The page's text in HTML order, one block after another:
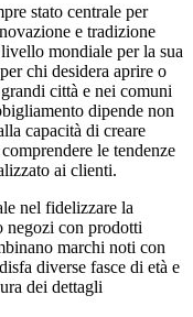
stato centrale per
e tradizione
mondiale per la sua
chi desidera aprire o
città e nei comuni
dipende non
capacità di creare
le tendenze
ai clienti.
nel fidelizzare la
negozi con prodotti
marchi noti con
diverse fasce di età e
dei dettagli